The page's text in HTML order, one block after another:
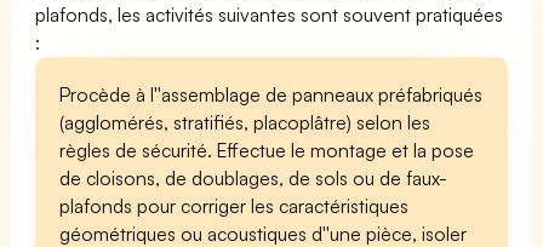
plafonds, les activités suivantes sont souvent pratiquées
:
Procède à l''assemblage de panneaux préfabriqués
(agglomérés, stratifiés, placoplâtre) selon les
règles de sécurité. Effectue le montage et la pose
de cloisons, de doublages, de sols ou de faux-
plafonds pour corriger les caractéristiques
géométriques ou acoustiques d''une pièce, isoler